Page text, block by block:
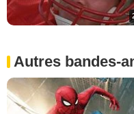
Autres bandes-